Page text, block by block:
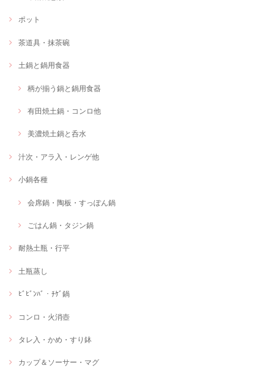
ポット
茶道具・抹茶碗
土鍋と鍋用食器
柄が揃う鍋と鍋用食器
有田焼土鍋・コンロ他
美濃焼土鍋と呑水
汁次・アラ入・レンゲ他
小鍋各種
会席鍋・陶板・すっぽん鍋
ごはん鍋・タジン鍋
耐熱土瓶・行平
土瓶蒸し
ﾋﾞﾋﾞﾝﾊﾞ・ﾁｹﾞ鍋
コンロ・火消壺
タレ入・かめ・すり鉢
カップ＆ソーサー・マグ